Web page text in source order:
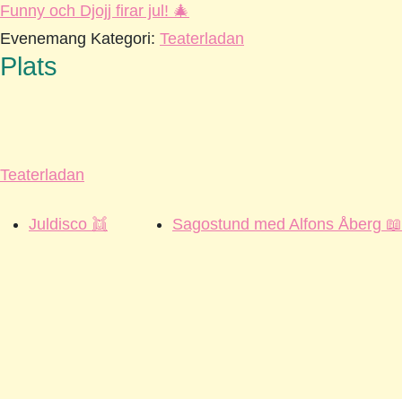
Funny och Djojj firar jul! 🎄
Evenemang Kategori: Teaterladan
Plats
Teaterladan
Juldisco 👯 Sagostund med Alfons Åberg 📖